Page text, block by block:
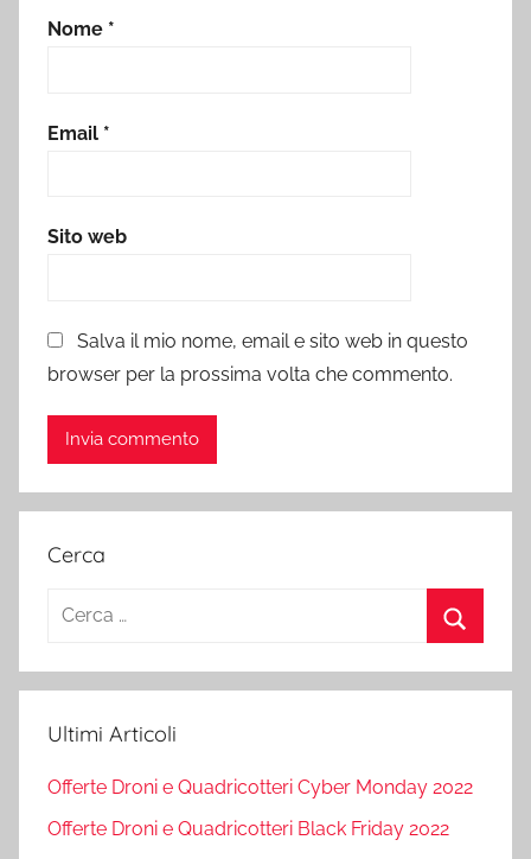
Nome *
Email *
Sito web
Salva il mio nome, email e sito web in questo
browser per la prossima volta che commento.
Cerca
Ricerca
Ultimi Articoli
Offerte Droni e Quadricotteri Cyber Monday 2022
Offerte Droni e Quadricotteri Black Friday 2022